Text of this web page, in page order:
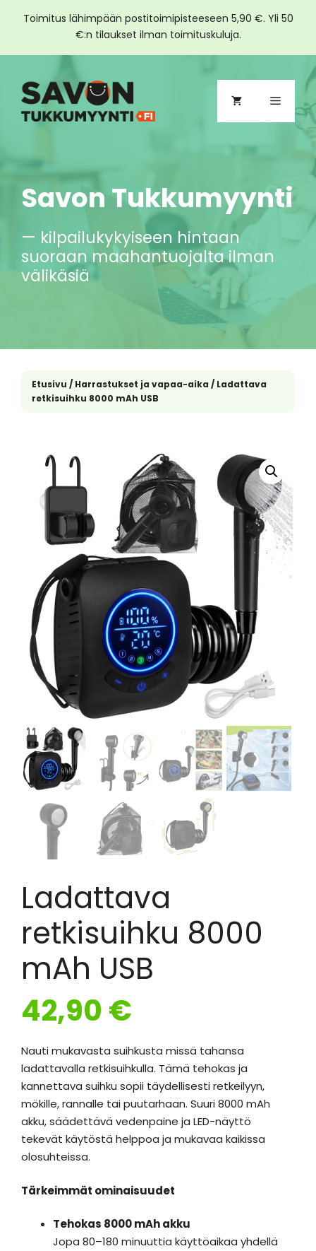
Toimitus lähimpään postitoimipisteeseen 5,90 €. Yli 50
€:n tilaukset ilman toimituskuluja.
sisältöön
Valikko
Savon Tukkumyynti
— kilpailukykyiseen hintaan
suoraan maahantuojalta ilman
välikäsiä
Etusivu / Harrastukset ja vapaa-aika / Ladattava
retkisuihku 8000 mAh USB
Ladattava
retkisuihku 8000
mAh USB
42,90 €
Nauti mukavasta suihkusta missä tahansa
ladattavalla retkisuihkulla. Tämä tehokas ja
kannettava suihku sopii täydellisesti retkeilyyn,
mökille, rannalle tai puutarhaan. Suuri 8000 mAh
akku, säädettävä vedenpaine ja LED-näyttö
tekevät käytöstä helppoa ja mukavaa kaikissa
olosuhteissa.
Tärkeimmät ominaisuudet
Tehokas 8000 mAh akku
Jopa 80–180 minuuttia käyttöaikaa yhdellä